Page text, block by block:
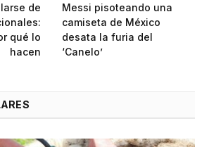
de
qué lo
hacen
Messi pisoteando una
camiseta de México
desata la furia del
‘Canelo’